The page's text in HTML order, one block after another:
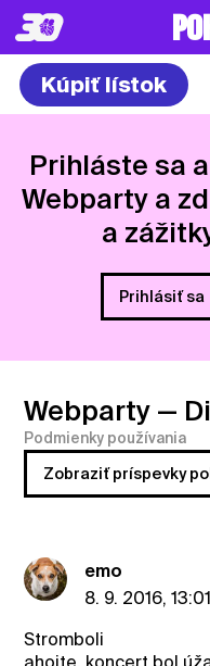
Kúpiť lístok
Prihláste sa
Webparty a
a
Prihlásiť sa
Webparty —
Podmienky používania
Zobraziť príspevky
emo
8. 9. 2016, 13:01
Stromboli